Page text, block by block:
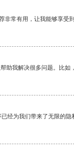
非常有用，让我能够享受
助我解决很多问题。比如
经为我们带来了无限的隐